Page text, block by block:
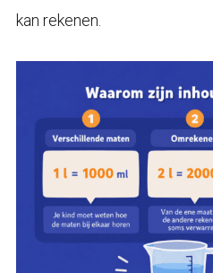
kan rekenen.